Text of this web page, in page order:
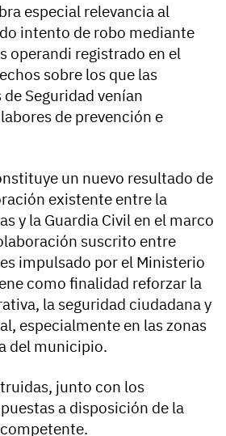
especial relevancia al
intento de robo mediante
operandi registrado en el
sobre los que las
de Seguridad venían
de prevención e
un nuevo resultado de
existente entre la
y la Guardia Civil en el marco
suscrito entre
impulsado por el Ministerio
como finalidad reforzar la
la seguridad ciudadana y
especialmente en las zonas
del municipio.
junto con los
a disposición de la